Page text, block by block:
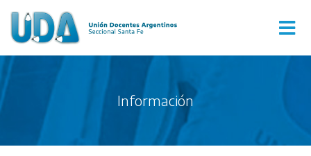
Información